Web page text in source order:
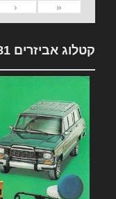
«
‹
קטלוג אביזרים 1981 Jeep